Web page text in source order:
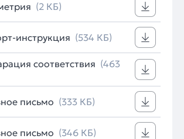
(2 КБ)
инструкция (534 КБ)
соответствия (463
письмо (333 КБ)
письмо (346 КБ)